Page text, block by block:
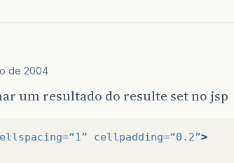
de 2004
um resultado do resulte set no jsp
“1” cellpadding=“0.2”>